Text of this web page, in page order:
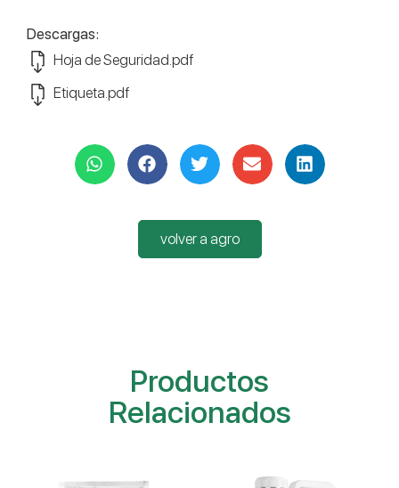
Descargas:
Hoja de Seguridad.pdf
Etiqueta.pdf
volver a agro
Productos
Relacionados